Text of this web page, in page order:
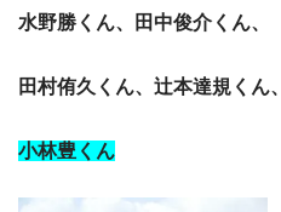
水野勝くん、田中俊介くん、
田村侑久くん、辻本達規くん、
小林豊くん